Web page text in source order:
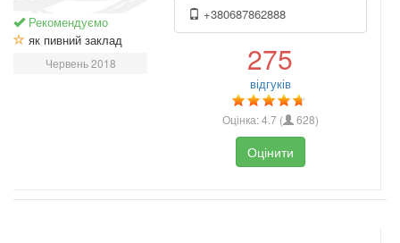
Рекомендуємо
як пивний заклад
Червень 2018
+380687862888
275
відгуків
Оцінка:4.7 ( 628)
Оцінити